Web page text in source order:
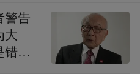
警告
大
错误